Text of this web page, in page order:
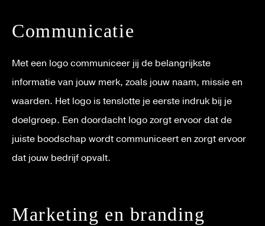
Communicatie
Met een logo communiceer jij de belangrijkste
informatie van jouw merk, zoals jouw naam, missie en
waarden. Het logo is tenslotte je eerste indruk bij je
doelgroep. Een doordacht logo zorgt ervoor dat de
juiste boodschap wordt communiceert en zorgt ervoor
dat jouw bedrijf opvalt.
Marketing en branding